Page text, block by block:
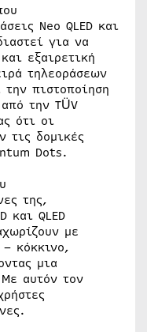
Neo QLED και
για να
εξαιρετική
τηλεοράσεων
την πιστοποίηση
την TÜV
ότι οι
τις δομικές
Dots.
της,
και QLED
με
κόκκινο,
μια
αυτόν τον